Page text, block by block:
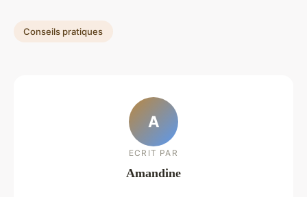
Conseils pratiques
A
ECRIT PAR
Amandine